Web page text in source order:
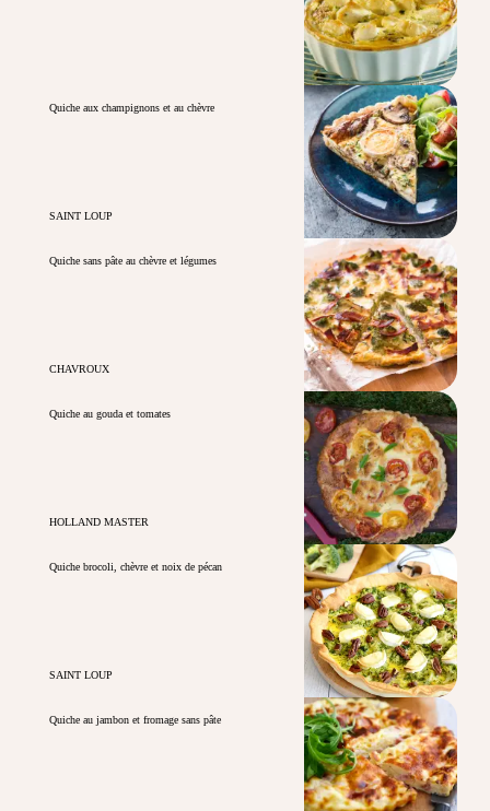
Quiche aux champignons et au chèvre
SAINT LOUP
Quiche sans pâte au chèvre et légumes
CHAVROUX
Quiche au gouda et tomates
HOLLAND MASTER
Quiche brocoli, chèvre et noix de pécan
SAINT LOUP
Quiche au jambon et fromage sans pâte